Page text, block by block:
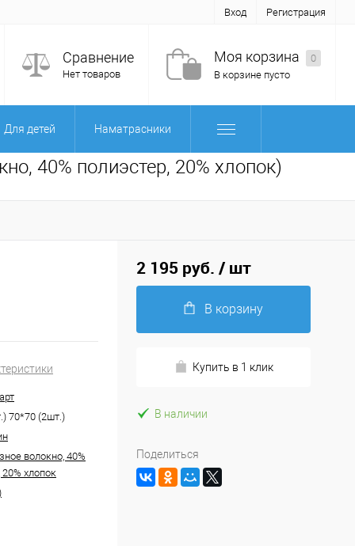
Вход Регистрация
Сравнение
Нет товаров
Моя корзина
0
В корзине пусто
Для детей Наматрасники
40% полиэстер, 20% хлопок)
70*70 (2шт.)
волокно, 40%
20% хлопок
2 195 руб. / шт
В корзину
Купить в 1 клик
В наличии
Поделиться